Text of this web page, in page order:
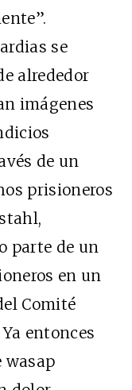
se
alrededor
imágenes
de un
prisioneros
parte de un
en un
Comité
entonces
wasap